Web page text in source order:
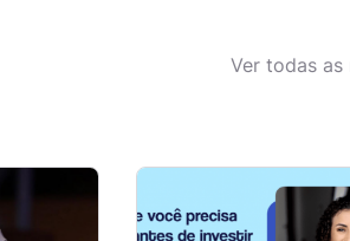
Ver todas as